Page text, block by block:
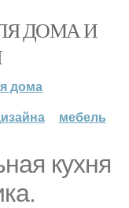
ДОМА И
дома
мебель
кухня